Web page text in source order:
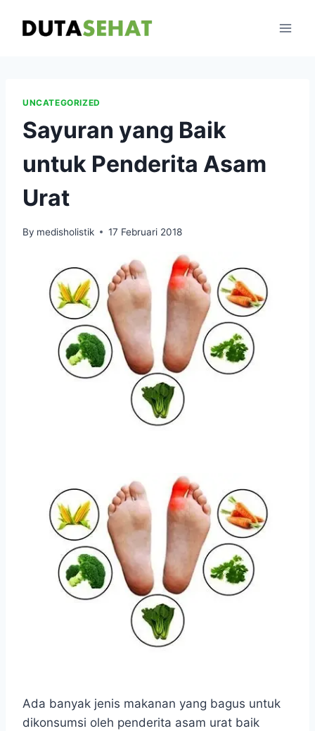
UNCATEGORIZED
Sayuran yang Baik
untuk Penderita Asam
Urat
By medisholistik 17 Februari 2018
Ada banyak jenis makanan yang bagus untuk
dikonsumsi oleh penderita asam urat baik